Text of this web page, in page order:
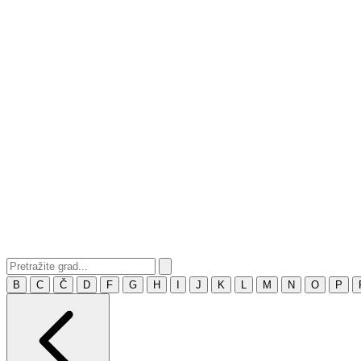
B C Č D F G H J K M N O P